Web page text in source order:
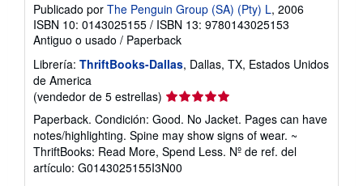
Publicado por The Penguin Group (SA) (Pty) L, 2006
ISBN 10: 0143025155 / ISBN 13: 9780143025153
Antiguo o usado / Paperback
Librería: ThriftBooks-Dallas, Dallas, TX, Estados Unidos
de America
(vendedor de 5 estrellas) Calificación
del
vendedor:
5
de
5
Paperback. Condición: Good. No Jacket. Pages can have
notes/highlighting. Spine may show signs of wear. ~
ThriftBooks: Read More, Spend Less. Nº de ref. del
artículo: G0143025155I3N00